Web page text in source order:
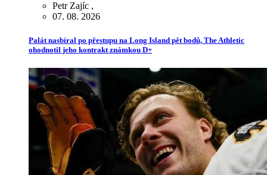
Petr Zajíc ,
07. 08. 2026
Palát nasbíral po přestupu na Long Island pět bodů, The Athletic
ohodnotil jeho kontrakt známkou D+